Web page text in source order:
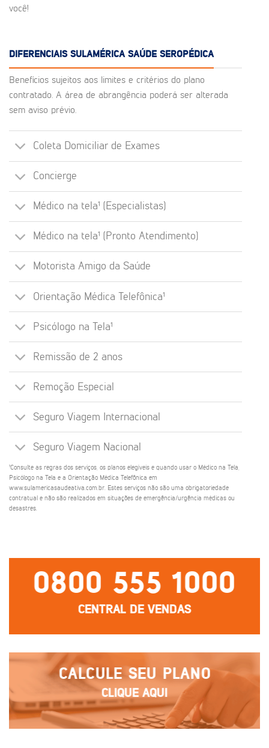
você!
DIFERENCIAIS SULAMÉRICA SAÚDE SEROPÉDICA
Benefícios sujeitos aos limites e critérios do plano
contratado. A área de abrangência poderá ser alterada
sem aviso prévio.
Coleta Domiciliar de Exames
Concierge
Médico na tela¹ (Especialistas)
Médico na tela¹ (Pronto Atendimento)
Motorista Amigo da Saúde
Orientação Médica Telefônica¹
Psicólogo na Tela¹
Remissão de 2 anos
Remoção Especial
Seguro Viagem Internacional
Seguro Viagem Nacional
¹Consulte as regras dos serviços, os planos elegíveis e quando usar o Médico na Tela,
Psicólogo na Tela e a Orientação Médica Telefônica em
www.sulamericasaudeativa.com.br. Estes serviços não são uma obrigatoriedade
contratual e não são realizados em situações de emergência/urgência médicas ou
desastres.
0800 555 1000
CENTRAL DE VENDAS
CALCULE SEU PLANO
CLIQUE AQUI